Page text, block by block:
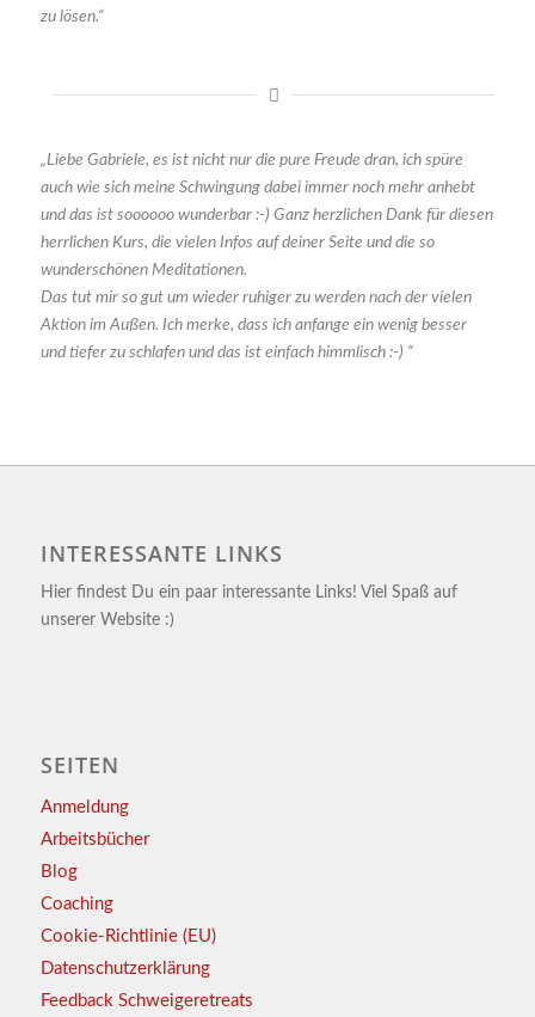
zu lösen.“
„Liebe Gabriele, es ist nicht nur die pure Freude dran, ich spüre
auch wie sich meine Schwingung dabei immer noch mehr anhebt
und das ist soooooo wunderbar :-) Ganz herzlichen Dank für diesen
herrlichen Kurs, die vielen Infos auf deiner Seite und die so
wunderschönen Meditationen.
Das tut mir so gut um wieder ruhiger zu werden nach der vielen
Aktion im Außen. Ich merke, dass ich anfange ein wenig besser
und tiefer zu schlafen und das ist einfach himmlisch :-) “
INTERESSANTE LINKS
Hier findest Du ein paar interessante Links! Viel Spaß auf
unserer Website :)
SEITEN
Anmeldung
Arbeitsbücher
Blog
Coaching
Cookie-Richtlinie (EU)
Datenschutzerklärung
Feedback Schweigeretreats